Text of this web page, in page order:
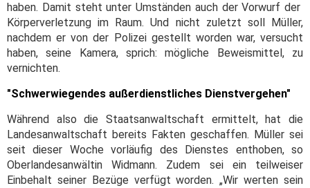
haben. Damit steht unter Umständen auch der Vorwurf der
Körperverletzung im Raum. Und nicht zuletzt soll Müller,
nachdem er von der Polizei gestellt worden war, versucht
haben, seine Kamera, sprich: mögliche Beweismittel, zu
vernichten.
"Schwerwiegendes außerdienstliches Dienstvergehen"
Während also die Staatsanwaltschaft ermittelt, hat die
Landesanwaltschaft bereits Fakten geschaffen. Müller sei
seit dieser Woche vorläufig des Dienstes enthoben, so
Oberlandesanwältin Widmann. Zudem sei ein teilweiser
Einbehalt seiner Bezüge verfügt worden. „Wir werten sein